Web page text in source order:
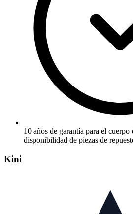
10 años de garantía para el cuerpo
disponibilidad de piezas de
Kini